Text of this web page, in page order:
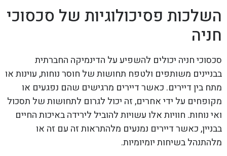
השלכות פסיכולוגיות של סכסוכי
חניה
סכסוכי חניה יכולים להשפיע על הדינמיקה החברתית
בבניינים משותפים ולטפח תחושות של חוסר נוחות, עוינות או
מתח בין דיירים. כאשר דיירים מרגישים שהם נפגעים או
מקופחים על ידי אחרים, זה יכול לגרום לתחושות של תסכול
ואי נוחות. חוויות אלו עשויות להוביל לירידה באיכות החיים
בבניין, כאשר דיירים נמנעים מלהתראות זה עם זה או
מלהתנהל בשיחות יומיומיות.